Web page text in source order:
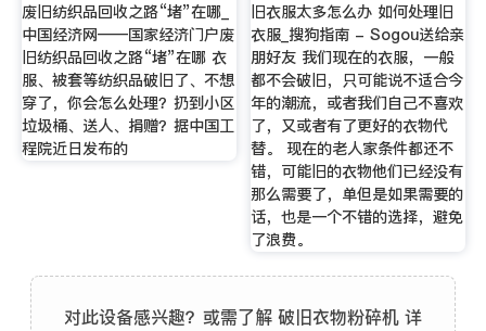
废旧纺织品回收之路“堵”在哪_
中国经济网——国家经济门户废
旧纺织品回收之路“堵”在哪 衣
服、被套等纺织品破旧了、不想
穿了，你会怎么处理？扔到小区
垃圾桶、送人、捐赠？据中国工
程院近日发布的
旧衣服太多怎么办 如何处理旧
衣服_搜狗指南 - Sogou送给亲
朋好友 我们现在的衣服，一般
都不会破旧，只可能说不适合今
年的潮流，或者我们自己不喜欢
了，又或者有了更好的衣物代
替。 现在的老人家条件都还不
错，可能旧的衣物他们已经没有
那么需要了，单但是如果需要的
话，也是一个不错的选择，避免
了浪费。
对此设备感兴趣？或需了解 破旧衣物粉碎机 详